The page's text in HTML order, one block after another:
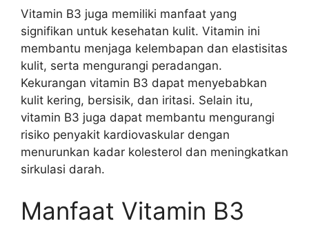
Vitamin B3 juga memiliki manfaat yang
signifikan untuk kesehatan kulit. Vitamin ini
membantu menjaga kelembapan dan elastisitas
kulit, serta mengurangi peradangan.
Kekurangan vitamin B3 dapat menyebabkan
kulit kering, bersisik, dan iritasi. Selain itu,
vitamin B3 juga dapat membantu mengurangi
risiko penyakit kardiovaskular dengan
menurunkan kadar kolesterol dan meningkatkan
sirkulasi darah.
Manfaat Vitamin B3